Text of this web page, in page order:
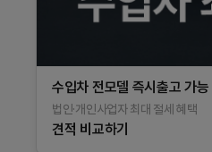
수입차 전모델 즉시출고 가능
법인·개인사업자 최대 절세 혜택
견적 비교하기